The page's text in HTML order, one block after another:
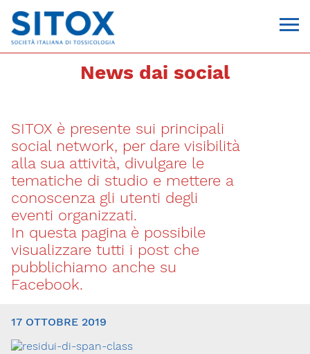
Via Giovanni Pascoli, 3
20129, Milano
C.F. 96330980580
P.I. 06792491000
T. 02-29520311
segreteria@sitox.org
News dai social
SITOX è presente sui principali
social network, per dare visibilità
alla sua attività, divulgare le
tematiche di studio e mettere a
conoscenza gli utenti degli
eventi organizzati.
In questa pagina è possibile
visualizzare tutti i post che
pubblichiamo anche su
Facebook.
17 OTTOBRE 2019